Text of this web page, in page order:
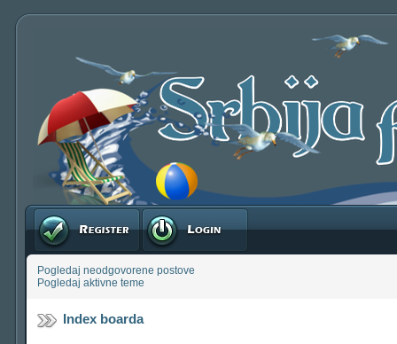
Registruj se Prijavite se
Pogledaj neodgovorene postove
Pogledaj aktivne teme
Index boarda